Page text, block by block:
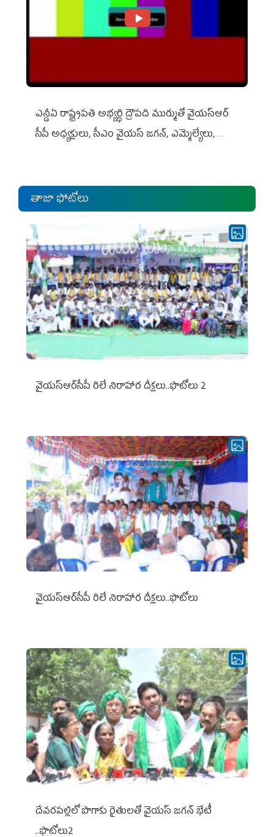
ఎన్డీఏ రాష్ట్ర‌ప‌తి అభ్య‌ర్థి ద్రౌప‌ది ముర్ముతో వైయ‌స్ఆర్
సీపీ అధ్య‌క్షులు, సీఎం వైయ‌స్ జ‌గ‌న్, ఎమ్మెల్యేలు,
తాజా ఫోటోలు
వైయ‌స్ఆర్‌సీపీ రిలే నిరాహార దీక్షలు..ఫొటోలు 2
వైయ‌స్ఆర్‌సీపీ రిలే నిరాహార దీక్షలు..ఫొటోలు
దేవరపల్లిలో పొగాకు రైతులతో వైయస్ జగన్ భేటీ
..ఫొటోలు2